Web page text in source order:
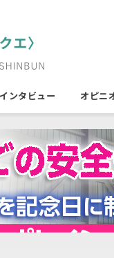
インタビュー オピニ